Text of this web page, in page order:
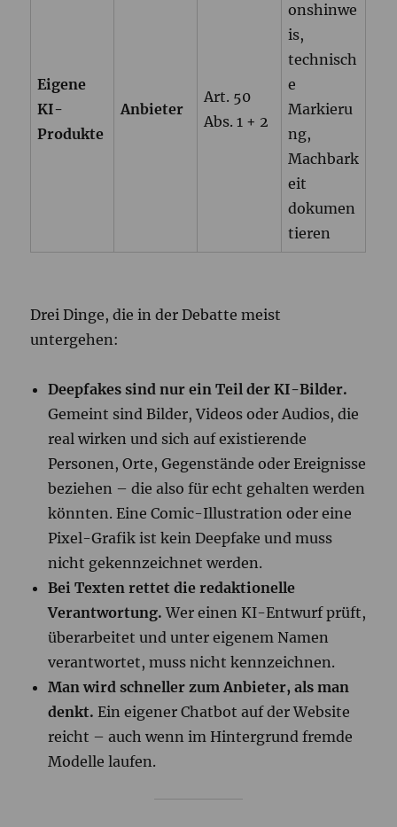
Eigene
KI-
Produkte
Anbieter
Art. 50
Abs. 1 + 2
onshinwe
is,
technisch
e
Markieru
ng,
Machbark
eit
dokumen
tieren
Drei Dinge, die in der Debatte meist
untergehen:
Deepfakes sind nur ein Teil der KI-Bilder.
Gemeint sind Bilder, Videos oder Audios, die
real wirken und sich auf existierende
Personen, Orte, Gegenstände oder Ereignisse
beziehen – die also für echt gehalten werden
könnten. Eine Comic-Illustration oder eine
Pixel-Grafik ist kein Deepfake und muss
nicht gekennzeichnet werden.
Bei Texten rettet die redaktionelle
Verantwortung. Wer einen KI-Entwurf prüft,
überarbeitet und unter eigenem Namen
verantwortet, muss nicht kennzeichnen.
Man wird schneller zum Anbieter, als man
denkt. Ein eigener Chatbot auf der Website
reicht – auch wenn im Hintergrund fremde
Modelle laufen.